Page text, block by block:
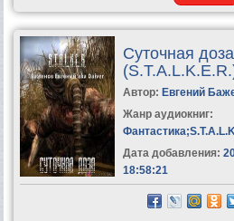
Суточная доза
Автор: Евгений
Жанр аудиокниг:
Фантастика;
Дата добавления:
18:58:21